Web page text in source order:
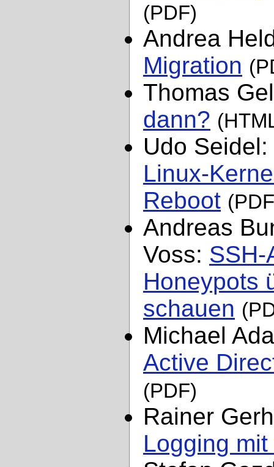
(PDF)
Andrea
Migration
Thomas
dann?
Udo Seidel:
Linux-
Reboot
Andreas
Voss: SSH-
Honeypots
schauen
Michael
Active
(PDF)
Rainer
Logging